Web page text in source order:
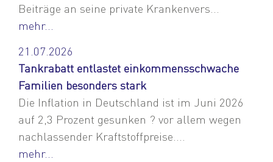
Beiträge an seine private Krankenvers...
mehr...
21.07.2026
Tankrabatt entlastet einkommensschwache
Familien besonders stark
Die Inflation in Deutschland ist im Juni 2026
auf 2,3 Prozent gesunken ? vor allem wegen
nachlassender Kraftstoffpreise....
mehr...